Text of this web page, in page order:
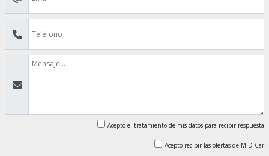
Acepto el tratamiento de mis datos para recibir respuesta
Acepto recibir las ofertas de MID Car